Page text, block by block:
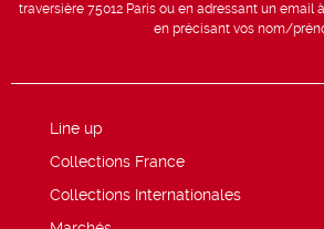
traversière 75012 Paris ou en adressant un email
en précisant vos nom/
Line up
Collections France
Collections Internationales